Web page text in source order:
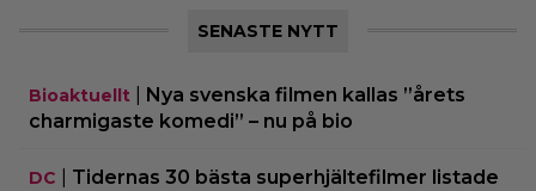
SENASTE NYTT
Bioaktuellt
Nya svenska filmen kallas ”årets
charmigaste komedi” – nu på bio
DC
Tidernas 30 bästa superhjältefilmer listade